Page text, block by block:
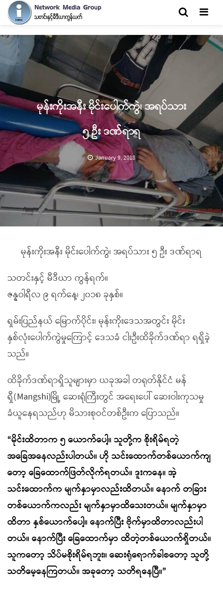
မုန်းကိုးအနီး မိုင်းပေါက်ကွဲ၊ အရပ်သား
၅ ဦး ဒဏ်ရာရ
January 9, 2018
မုန်းကိုးအနီး မိုင်းပေါက်ကွဲ၊ အရပ်သား ၅ ဦး ဒဏ်ရာရ
သတင်းနှင့် မီဒီယာ ကွန်ရက်။
ဇန္နဝါရီလ ၉ ရက်နေ့၊ ၂၀၁၈ ခုနှစ်။
ရှမ်းပြည်နယ် မြောက်ပိုင်း၊ မုန်းကိုးဒေသအတွင်း မိုင်း
နှစ်လုံးပေါက်ကွဲမှုကြောင့် ဒေသခံ ငါးဦးထိခိုက်ဒဏ်ရာ ရရှိခဲ့
သည်။
ထိခိုက်ဒဏ်ရာရှိသူများမှာ ယခုအခါ တရုတ်နိုင်ငံ မန်
ရှီ(Mangshi)မြို့ ဆေးရုံကြီးတွင် အရေးပေါ် ဆေးဝါးကုသမှု
ခံယူနေရသည်ဟု မိသားစုဝင်တစ်ဦးက ပြောသည်။
“မိုင်းထိတာက ၅ ယောက်ပေါ့။ သူတို့က စိုးရိမ်ရတဲ့
အခြေအနေလည်းပါတယ်။ ဟို သင်းထောက်တစ်ယောက်ကျ
တော့ ခြေထောက်ဖြတ်လိုက်ရတယ်။ ဒူးကနေ။ အဲ့
သင်းထောက်က မျက်နှာမှာလည်းထိတယ်။ နောက် တခြား
တစ်ယောက်ကလည်း မျက်နှာမှာထိသေးတယ်။ မျက်နှာမှာ
ထိတာ နှစ်ယောက်ပေါ့။ နောက်ပြီး ဗိုက်မှာထိတာလည်းပါ
တယ်။ နောက်ပြီး ခြေထောက်မှာ ထိတဲ့တစ်ယောက်ရှိတယ်။
သူကတော့ သိပ်မစိုးရိမ်ရဘူး။ ဆေးရုံရောက်ခါစတော့ သူတို့
သတိမေ့နေကြတယ်။ အခုတော့ သတိရနေပြီ။”